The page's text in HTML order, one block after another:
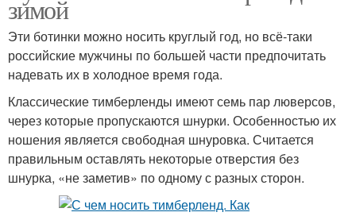
зимой
Эти ботинки можно носить круглый год, но всё-таки
российские мужчины по большей части предпочитать
надевать их в холодное время года.
Классические тимберленды имеют семь пар люверсов,
через которые пропускаются шнурки. Особенностью их
ношения является свободная шнуровка. Считается
правильным оставлять некоторые отверстия без
шнурка, «не заметив» по одному с разных сторон.